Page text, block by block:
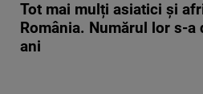
Tot mai mulți asiatici și
România. Numărul lor s-
ani